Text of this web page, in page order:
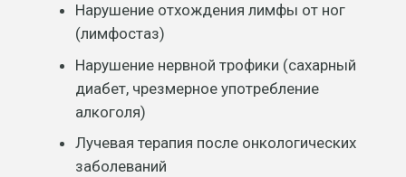
Нарушение отхождения лимфы от ног
(лимфостаз)
Нарушение нервной трофики (сахарный
диабет, чрезмерное употребление
алкоголя)
Лучевая терапия после онкологических
заболеваний